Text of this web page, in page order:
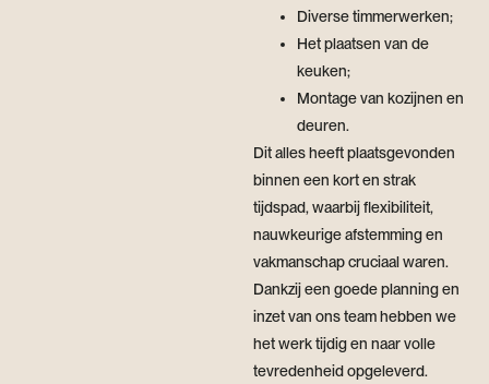
Diverse timmerwerken;
Het plaatsen van de
keuken;
Montage van kozijnen en
deuren.
Dit alles heeft plaatsgevonden
binnen een kort en strak
tijdspad, waarbij flexibiliteit,
nauwkeurige afstemming en
vakmanschap cruciaal waren.
Dankzij een goede planning en
inzet van ons team hebben we
het werk tijdig en naar volle
tevredenheid opgeleverd.